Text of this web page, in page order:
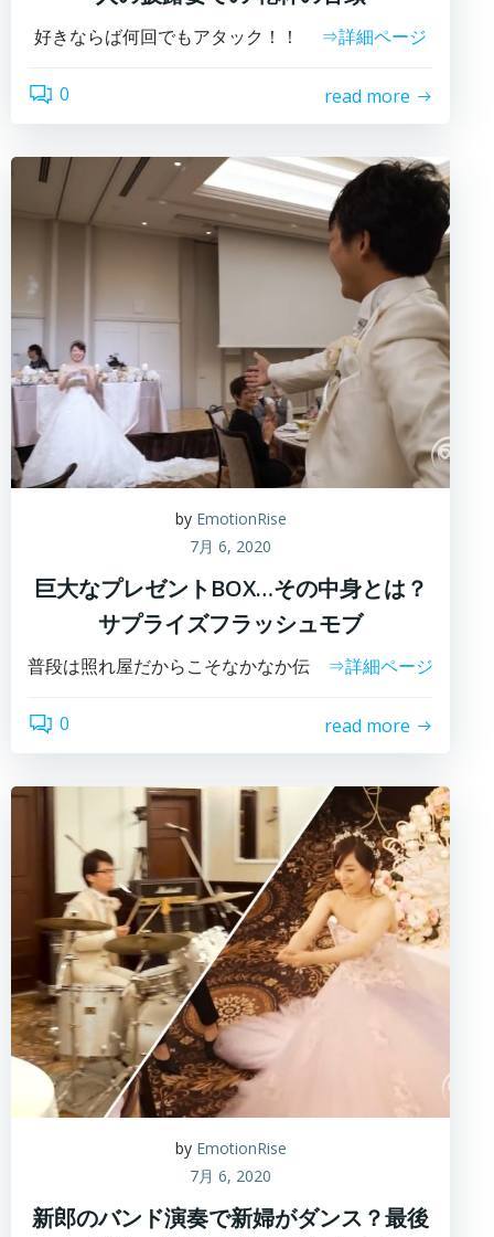
好きならば何回でもアタック！！ ⇒詳細ページ
0 read more
by EmotionRise
7月 6, 2020
巨大なプレゼントBOX…その中身とは？
サプライズフラッシュモブ
普段は照れ屋だからこそなかなか伝 ⇒詳細ページ
0 read more
by EmotionRise
7月 6, 2020
新郎のバンド演奏で新婦がダンス？最後